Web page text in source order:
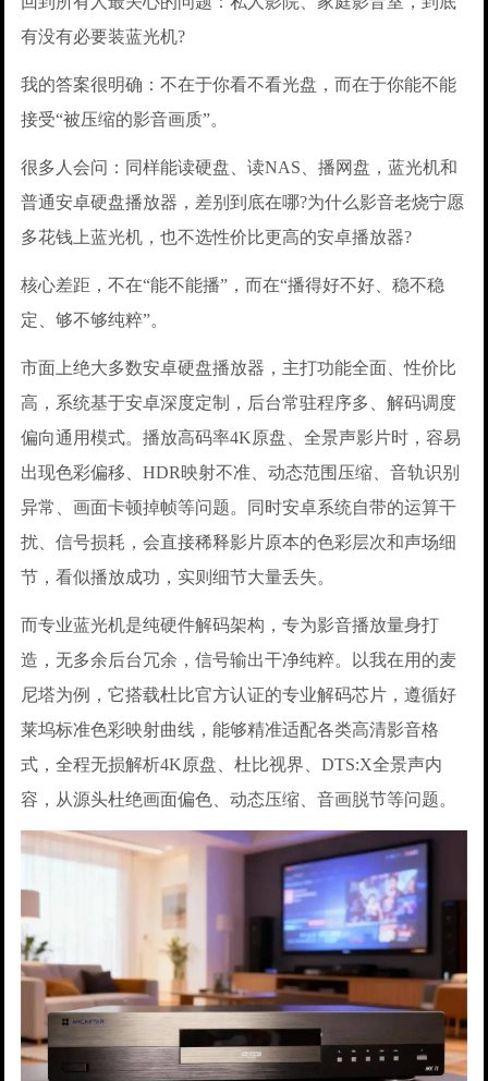
有没有必要装蓝光机?
我的答案很明确：不在于你看不看光盘，而在于你能不能
接受“被压缩的影音画质”。
很多人会问：同样能读硬盘、读NAS、播网盘，蓝光机和
普通安卓硬盘播放器，差别到底在哪?为什么影音老烧宁愿
多花钱上蓝光机，也不选性价比更高的安卓播放器?
核心差距，不在“能不能播”，而在“播得好不好、稳不稳
定、够不够纯粹”。
市面上绝大多数安卓硬盘播放器，主打功能全面、性价比
高，系统基于安卓深度定制，后台常驻程序多、解码调度
偏向通用模式。播放高码率4K原盘、全景声影片时，容易
出现色彩偏移、HDR映射不准、动态范围压缩、音轨识别
异常、画面卡顿掉帧等问题。同时安卓系统自带的运算干
扰、信号损耗，会直接稀释影片原本的色彩层次和声场细
节，看似播放成功，实则细节大量丢失。
而专业蓝光机是纯硬件解码架构，专为影音播放量身打
造，无多余后台冗余，信号输出干净纯粹。以我在用的麦
尼塔为例，它搭载杜比官方认证的专业解码芯片，遵循好
莱坞标准色彩映射曲线，能够精准适配各类高清影音格
式，全程无损解析4K原盘、杜比视界、DTS:X全景声内
容，从源头杜绝画面偏色、动态压缩、音画脱节等问题。